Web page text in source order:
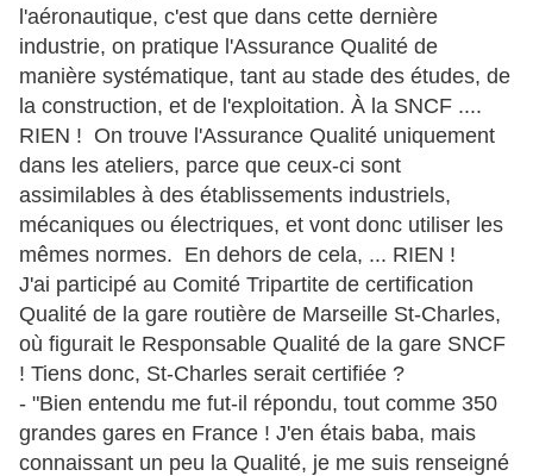
l'aéronautique, c'est que dans cette dernière
industrie, on pratique l'Assurance Qualité de
manière systématique, tant au stade des études, de
la construction, et de l'exploitation. À la SNCF ....
RIEN ! On trouve l'Assurance Qualité uniquement
dans les ateliers, parce que ceux-ci sont
assimilables à des établissements industriels,
mécaniques ou électriques, et vont donc utiliser les
mêmes normes. En dehors de cela, ... RIEN !
J'ai participé au Comité Tripartite de certification
Qualité de la gare routière de Marseille St-Charles,
où figurait le Responsable Qualité de la gare SNCF
! Tiens donc, St-Charles serait certifiée ?
- "Bien entendu me fut-il répondu, tout comme 350
grandes gares en France ! J'en étais baba, mais
connaissant un peu la Qualité, je me suis renseigné